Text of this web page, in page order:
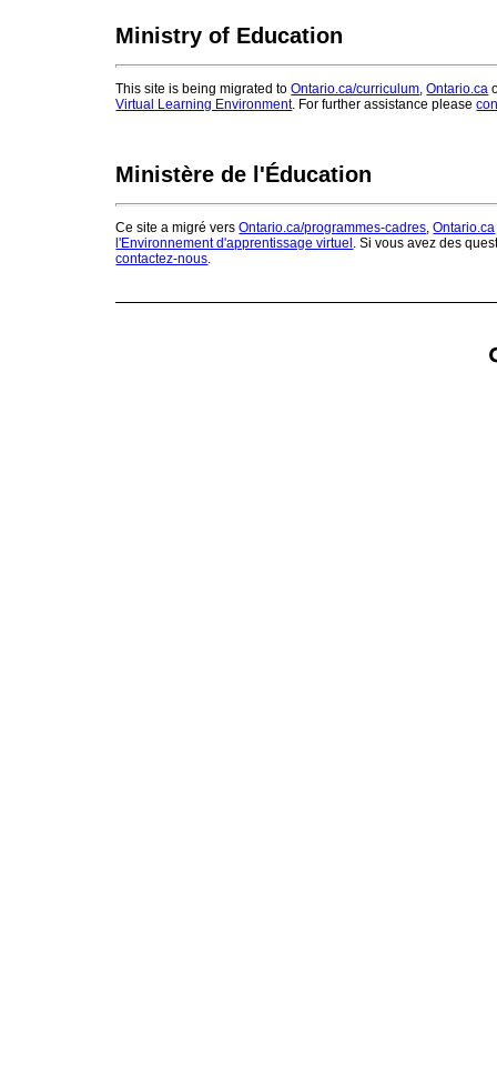
Ministry of Education
This site is being migrated toOntario.ca/curriculum ,Ontario.ca
Virtual Learning Environment. For further assistance please
Ministère de l'Éducation
Ce site a migré versOntario.ca/programmes-cadres ,Ontario.ca
l'Environnement d'apprentissage virtuel . Si vous avez des
contactez-nous